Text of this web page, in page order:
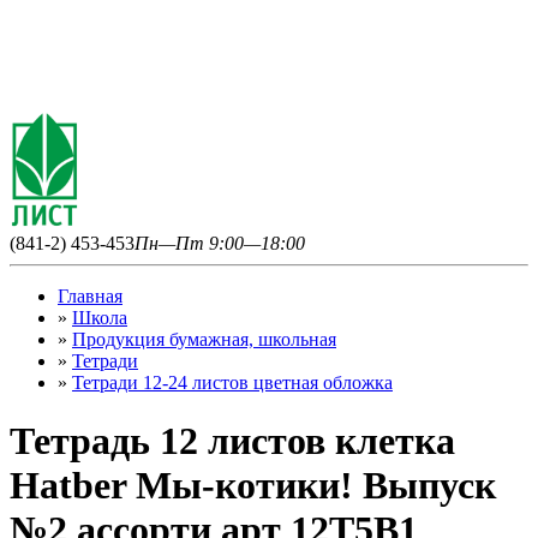
(841-2) 453-453Пн—Пт 9:00—18:00
Главная
» Школа
» Продукция бумажная, школьная
» Тетради
» Тетради 12-24 листов цветная обложка
Тетрадь 12 листов клетка
Hatber Мы-котики! Выпуск